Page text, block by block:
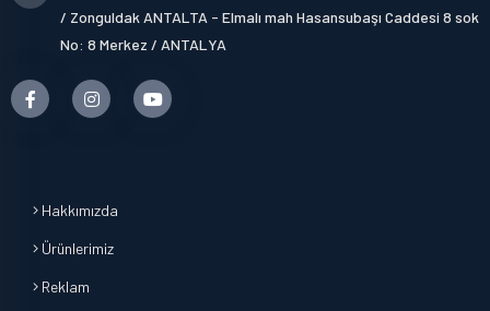
/ Zonguldak ANTALTA - Elmalı mah Hasansubaşı Caddesi 8 sok
No: 8 Merkez / ANTALYA
Hakkımızda
Ürünlerimiz
Reklam